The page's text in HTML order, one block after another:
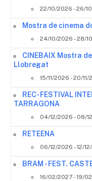
22/10/2026 - 26/
Mostra de cinema
24/10/2026 - 28/
CINEBAIX Mostra
Llobregat
15/11/2026 - 20/11/
REC- FESTIVAL
TARRAGONA
04/12/2026 - 08/
RETEENA
06/12/2026 - 12/
BRAM - FEST.
16/02/2027 - 19/